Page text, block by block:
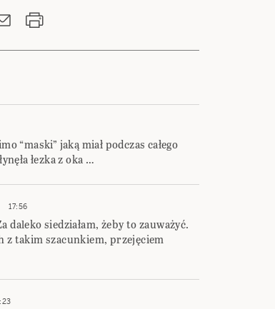
“maski” jaką miał podczas całego
łezka z oka …
17:56
daleko siedziałam, żeby to zauważyć.
z takim szacunkiem, przejęciem